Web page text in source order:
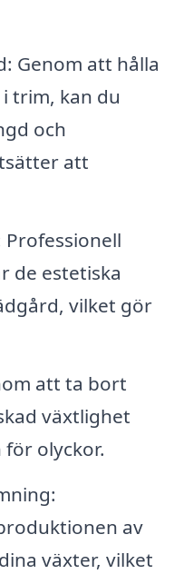
Genom att hålla
trim, kan du
och
att
de estetiska
vilket gör
att ta bort
växtlighet
olyckor.
av
växter, vilket